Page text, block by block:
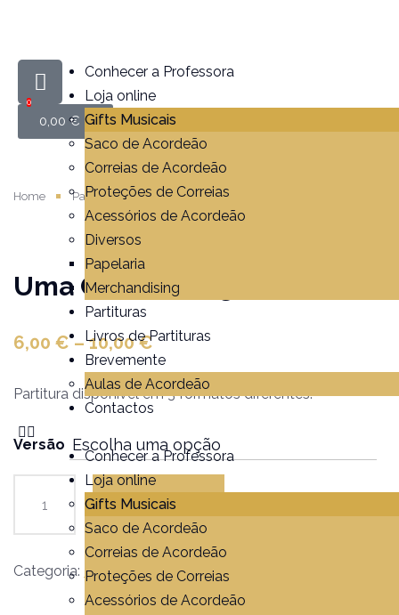
Conhecer a Professora
Loja online
Gifts Musicais
Saco de Acordeão
Correias de Acordeão
Proteções de Correias
Acessórios de Acordeão
Diversos
Papelaria
Merchandising
Partituras
Livros de Partituras
Brevemente
Aulas de Acordeão
Contactos
Conhecer a Professora
Loja online
Gifts Musicais
Saco de Acordeão
Correias de Acordeão
Proteções de Correias
Acessórios de Acordeão
0,00€
0
Home Partituras Uma Casa Portuguesa
Uma Casa Portuguesa
6,00 €–10,00€
Partitura disponível em 3 formatos diferentes.
Versão
Adicionar
Categoria: Partituras